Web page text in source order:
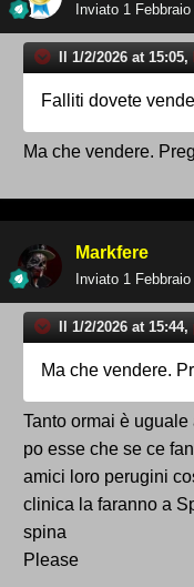
Inviato 1 Febbraio
Il 1/2/2026 at 15:05,
Falliti dovete
Ma che vendere.
Markfere
Inviato 1 Febbraio
Il 1/2/2026 at 15:44,
Ma che vendere.
Tanto ormai è
po esse che se ce
amici loro perugini
clinica la faranno a
spina
Please